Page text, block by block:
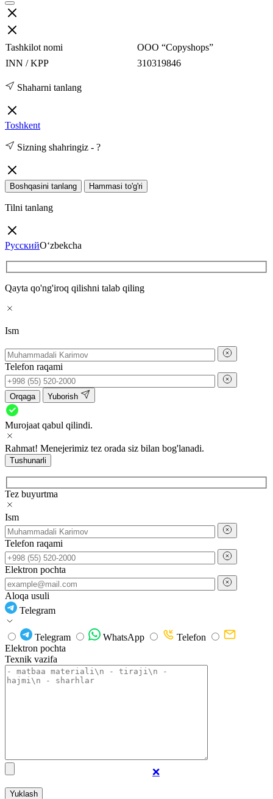
Tashkilot nomi
ООО “Copyshops”
INN / KPP
310319846
Shaharni tanlang
Toshkent
Sizning shahringiz - ?
Boshqasini tanlang Hammasi to'g'ri
Tilni tanlang
РусскийO‘zbekcha
Qayta qo'ng'iroq qilishni talab qiling
Ism
Telefon raqami
Orqaga Yuborish
Murojaat qabul qilindi.
Rahmat! Menejerimiz tez orada siz bilan bog'lanadi.
Tushunarli
Tez buyurtma
Ism
Telefon raqami
Elektron pochta
Aloqa usuli
Telegram
Telegram WhatsApp
Telefon
Elektron pochta
Texnik vazifa
❌